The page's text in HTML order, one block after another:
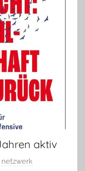
aktiv
netzwerk